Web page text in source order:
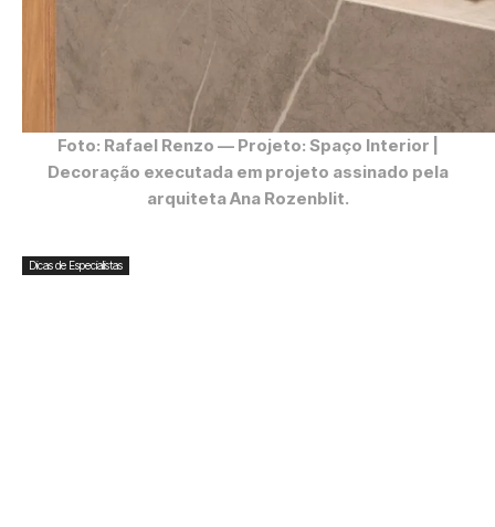
Foto: Rafael Renzo — Projeto: Spaço Interior |
Decoração executada em projeto assinado pela
arquiteta Ana Rozenblit.
Dicas de Especialistas